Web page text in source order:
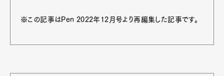
※この記事はPen 2022年12月号より再編集した記事です。